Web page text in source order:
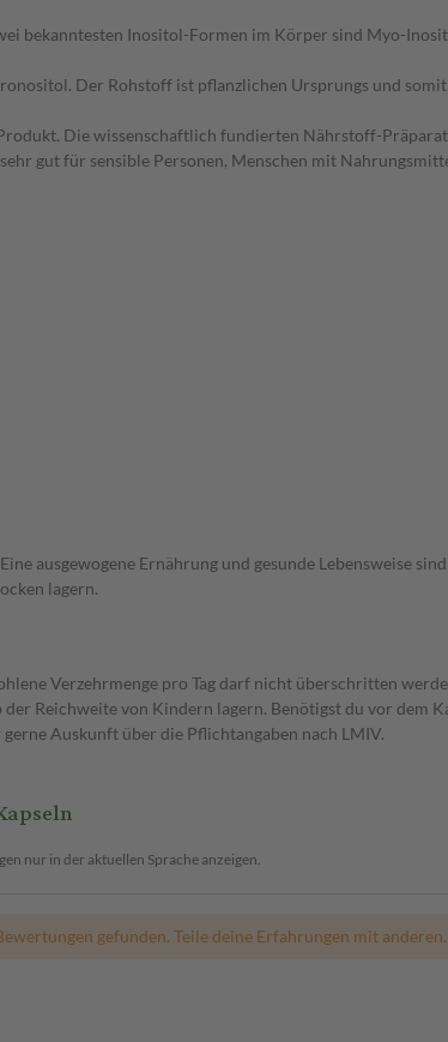
bekanntesten Inositol-Formen im Körper sind Myo-
Der Rohstoff ist pflanzlichen Ursprungs und somit
Die wissenschaftlich fundierten Nährstoff-
gut für sensible Personen, Menschen mit
ausgewogene Ernährung und gesunde Lebensweise
lagern.
Verzehrmenge pro Tag darf nicht überschritten
Reichweite von Kindern lagern. Benötigst du vor dem
Auskunft über die Pflichtangaben nach LMIV.
nur in der aktuellen Sprache anzeigen.
gefunden. Teile deine Erfahrungen mit anderen.